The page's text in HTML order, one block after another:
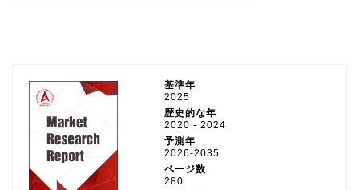
基準年
2025
歴史的な年
2020 - 2024
予測年
2026-2035
ページ数
280